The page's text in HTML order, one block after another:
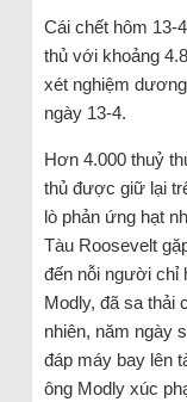
Cái chết hôm 13-
thủ với khoảng
xét nghiệm
ngày 13-4.
Hơn 4.000 thuỷ
thủ được giữ lại
lò phản ứng hạt
Tàu Roosevelt
đến nỗi người chỉ
Modly, đã sa thải
nhiên, năm ngày
đáp máy bay lên
ông Modly xúc